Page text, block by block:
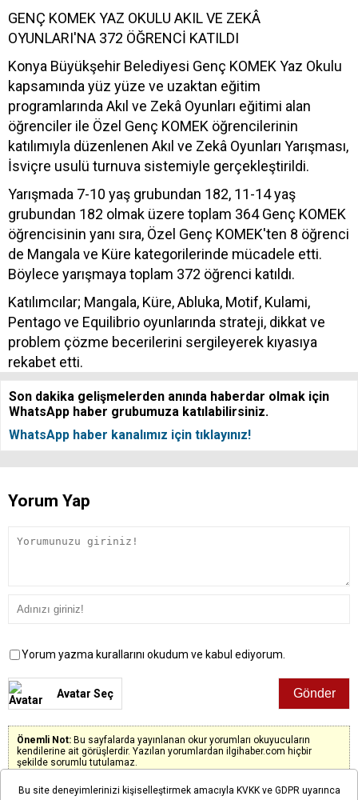
GENÇ KOMEK YAZ OKULU AKIL VE ZEKÂ
OYUNLARI'NA 372 ÖĞRENCİ KATILDI
Konya Büyükşehir Belediyesi Genç KOMEK Yaz Okulu
kapsamında yüz yüze ve uzaktan eğitim
programlarında Akıl ve Zekâ Oyunları eğitimi alan
öğrenciler ile Özel Genç KOMEK öğrencilerinin
katılımıyla düzenlenen Akıl ve Zekâ Oyunları Yarışması,
İsviçre usulü turnuva sistemiyle gerçekleştirildi.
Yarışmada 7-10 yaş grubundan 182, 11-14 yaş
grubundan 182 olmak üzere toplam 364 Genç KOMEK
öğrencisinin yanı sıra, Özel Genç KOMEK'ten 8 öğrenci
de Mangala ve Küre kategorilerinde mücadele etti.
Böylece yarışmaya toplam 372 öğrenci katıldı.
Katılımcılar; Mangala, Küre, Abluka, Motif, Kulami,
Pentago ve Equilibrio oyunlarında strateji, dikkat ve
problem çözme becerilerini sergileyerek kıyasıya
rekabet etti.
Son dakika gelişmelerden anında haberdar olmak için
WhatsApp haber grubumuza katılabilirsiniz.
WhatsApp haber kanalımız için tıklayınız!
Yorum Yap
Yorum yazma kurallarını okudum ve kabul ediyorum.
Avatar Seç
Önemli Not: Bu sayfalarda yayınlanan okur yorumları okuyucuların
kendilerine ait görüşlerdir. Yazılan yorumlardan ilgihaber.com hiçbir
şekilde sorumlu tutulamaz.
Bu site deneyimlerinizi kişiselleştirmek amacıyla KVKK ve GDPR uyarınca